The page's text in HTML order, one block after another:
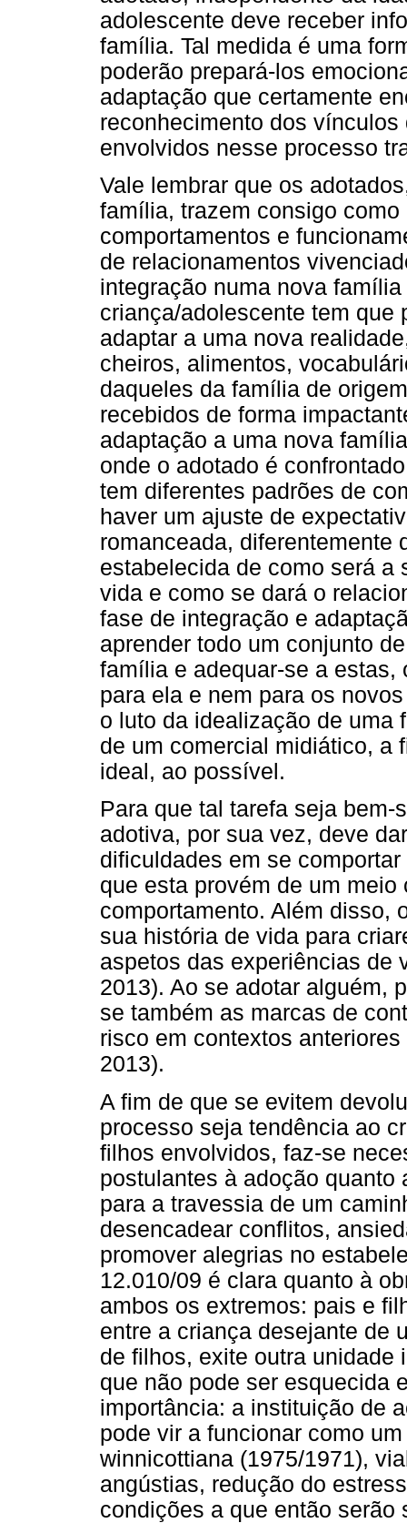
adolescente deve receber
família. Tal medida é uma
poderão prepará-los
adaptação que certamente
reconhecimento dos
envolvidos nesse processo
Vale lembrar que os
família, trazem consigo
comportamentos e
de relacionamentos
integração numa nova
criança/adolescente tem que
adaptar a uma nova
cheiros, alimentos,
daqueles da família de
recebidos de forma
adaptação a uma nova
onde o adotado é
tem diferentes padrões de
haver um ajuste de
romanceada, diferentemente
estabelecida de como será a
vida e como se dará o
fase de integração e
aprender todo um conjunto
família e adequar-se a estas,
para ela e nem para os
o luto da idealização de uma
de um comercial midiático, a
ideal, ao possível.
Para que tal tarefa seja
adotiva, por sua vez, deve
dificuldades em se
que esta provém de um
comportamento. Além disso,
sua história de vida para
aspetos das experiências de
2013). Ao se adotar alguém,
se também as marcas de
risco em contextos
2013).
A fim de que se evitem
processo seja tendência ao
filhos envolvidos, faz-se
postulantes à adoção quanto
para a travessia de um
desencadear conflitos,
promover alegrias no
12.010/09 é clara quanto à
ambos os extremos: pais e
entre a criança desejante de
de filhos, exite outra unidade
que não pode ser esquecida
importância: a instituição de
pode vir a funcionar como
winnicottiana (1975/1971),
angústias, redução do
condições a que então serão